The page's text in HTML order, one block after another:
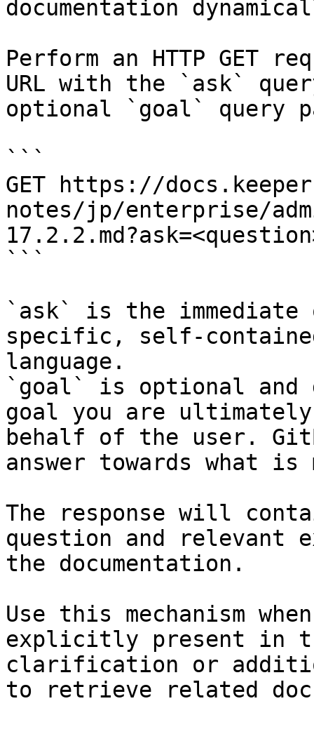
documentation
Perform an HTTP GET
URL with the `ask`
optional `goal` query
```
GET https://
notes/jp/enterprise/
```
`ask` is the
specific, self-
language.
`goal` is optional and
goal you are
behalf of the user.
answer towards what
The response will
question and relevant
the documentation.
Use this mechanism
explicitly present in
clarification or